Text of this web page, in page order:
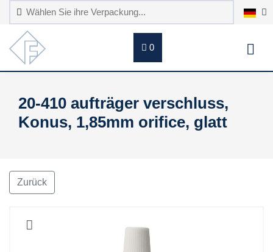
0
20-410 aufträger verschluss,
Konus, 1,85mm orifice, glatt
Zurück